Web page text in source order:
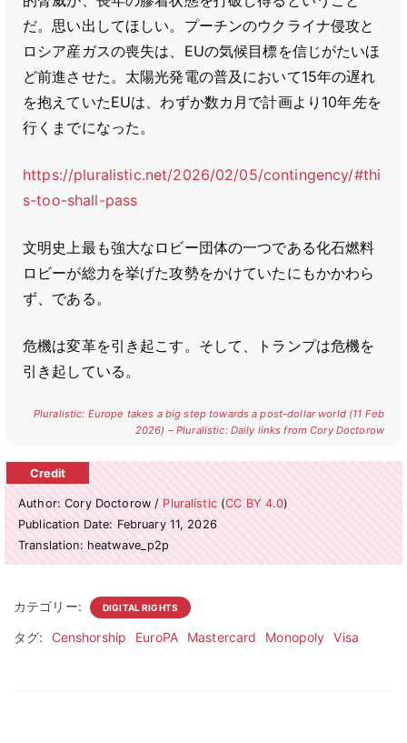
だ。思い出してほしい。プーチンのウクライナ侵攻と
ロシア産ガスの喪失は、EUの気候目標を信じがたいほ
ど前進させた。太陽光発電の普及において15年の遅れ
を抱えていたEUは、わずか数カ月で計画より10年先を
行くまでになった。
https://pluralistic.net/2026/02/05/contingency/#thi
s-too-shall-pass
文明史上最も強大なロビー団体の一つである化石燃料
ロビーが総力を挙げた攻勢をかけていたにもかかわら
ず、である。
危機は変革を引き起こす。そして、トランプは危機を
引き起している。
Pluralistic: Europe takes a big step towards a post-dollar world (11 Feb
2026) – Pluralistic: Daily links from Cory Doctorow
Author: Cory Doctorow / Pluralistic(CC BY 4.0)
Publication Date: February 11, 2026
Translation: heatwave_p2p
カテゴリー: DIGITAL RIGHTS
タグ: Censhorship EuroPA Mastercard Monopoly Visa